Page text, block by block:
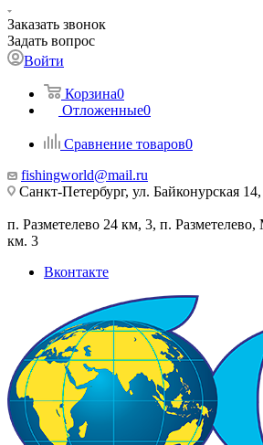
Заказать звонок
Задать вопрос
Войти
Корзина0
Отложенные0
Сравнение товаров0
fishingworld@mail.ru
Санкт-Петербург, ул. Байконурская
п. Разметелево 24 км, 3, п.
км. 3
Вконтакте